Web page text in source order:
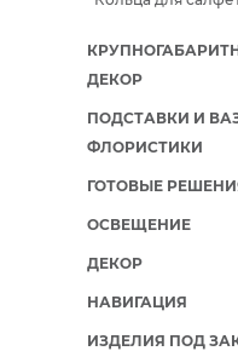
ДЕКОР
ПОДСТАВКИ И
ФЛОРИСТИКИ
ГОТОВЫЕ
ОСВЕЩЕНИЕ
ДЕКОР
НАВИГАЦИЯ
ИЗДЕЛИЯ ПОД